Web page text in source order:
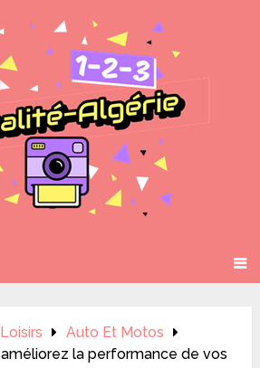
Auto Et Motos
améliorez la performance de vos